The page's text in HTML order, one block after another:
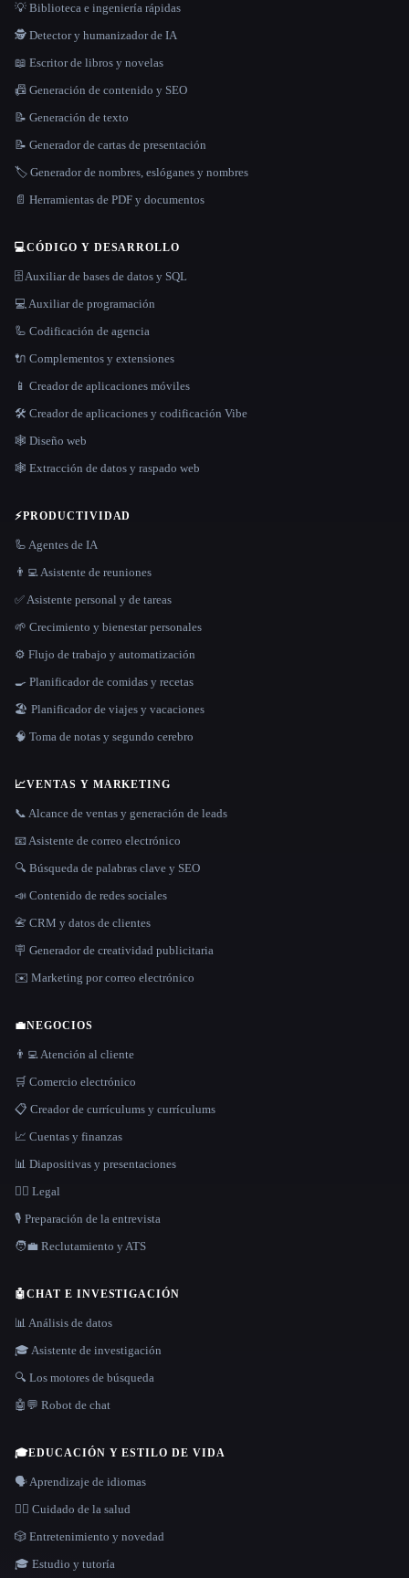
💡 Biblioteca e ingeniería rápidas
🕵️ Detector y humanizador de IA
📖 Escritor de libros y novelas
📠 Generación de contenido y SEO
📝 Generación de texto
📝 Generador de cartas de presentación
🏷️ Generador de nombres, eslóganes y nombres
📄 Herramientas de PDF y documentos
💻CÓDIGO Y DESARROLLO
🗄️ Auxiliar de bases de datos y SQL
💻 Auxiliar de programación
🦾 Codificación de agencia
🔌 Complementos y extensiones
📱 Creador de aplicaciones móviles
🛠️ Creador de aplicaciones y codificación Vibe
🕸 Diseño web
🕸️ Extracción de datos y raspado web
⚡PRODUCTIVIDAD
🦾 Agentes de IA
👨‍💻 Asistente de reuniones
✅ Asistente personal y de tareas
🌱 Crecimiento y bienestar personales
⚙️ Flujo de trabajo y automatización
🍳 Planificador de comidas y recetas
🏖 Planificador de viajes y vacaciones
🧠 Toma de notas y segundo cerebro
📈VENTAS Y MARKETING
📞 Alcance de ventas y generación de leads
📧 Asistente de correo electrónico
🔍 Búsqueda de palabras clave y SEO
📣 Contenido de redes sociales
📇 CRM y datos de clientes
🪧 Generador de creatividad publicitaria
✉️ Marketing por correo electrónico
💼NEGOCIOS
👨‍💻 Atención al cliente
🛒 Comercio electrónico
📋 Creador de currículums y currículums
📈 Cuentas y finanzas
📊 Diapositivas y presentaciones
👩‍⚖️ Legal
🎙️ Preparación de la entrevista
🧑‍💼 Reclutamiento y ATS
🤖CHAT E INVESTIGACIÓN
📊 Análisis de datos
🎓 Asistente de investigación
🔍 Los motores de búsqueda
🤖💬 Robot de chat
🎓EDUCACIÓN Y ESTILO DE VIDA
🗣️ Aprendizaje de idiomas
👩‍⚕️ Cuidado de la salud
🎲 Entretenimiento y novedad
🎓 Estudio y tutoría